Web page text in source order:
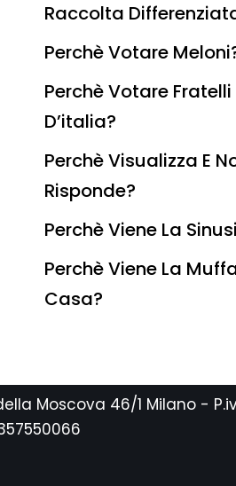
Raccolta
Perchè Votare
Perchè Votare Fratelli
D’italia?
Perchè Visualizza E
Risponde?
Perchè Viene La
Perchè Viene La
Casa?
Moscova 46/1 Milano -